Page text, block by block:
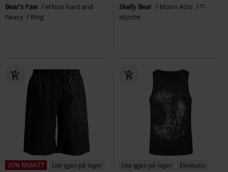
Bear's Paw
etNox hard and
heavy
Ring
Skelly Bear Moon Attic
T-
skjorte
20% RABATT
Lite igjen på lager
Lite igjen på lager Eksklusiv